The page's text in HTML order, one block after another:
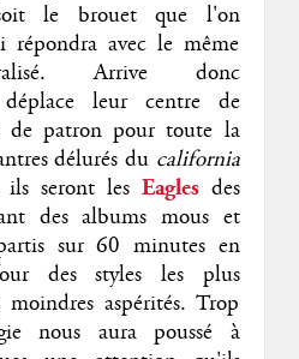
le brouet que l'on
avec le même
Arrive donc
leur centre de
de patron pour toute la
délurés du california
seront lesEagles des
des albums mous et
sur 60 minutes en
des styles les plus
aspérités. Trop
nous aura poussé à